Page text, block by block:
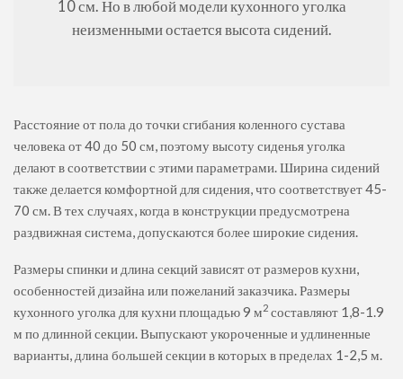
10 см. Но в любой модели кухонного уголка
неизменными остается высота сидений.
Расстояние от пола до точки сгибания коленного сустава
человека от 40 до 50 см, поэтому высоту сиденья уголка
делают в соответствии с этими параметрами. Ширина сидений
также делается комфортной для сидения, что соответствует 45-
70 см. В тех случаях, когда в конструкции предусмотрена
раздвижная система, допускаются более широкие сидения.
Размеры спинки и длина секций зависят от размеров кухни,
особенностей дизайна или пожеланий заказчика. Размеры
кухонного уголка для кухни площадью 9 м2 составляют 1,8-1.9
м по длинной секции. Выпускают укороченные и удлиненные
варианты, длина большей секции в которых в пределах 1-2,5 м.